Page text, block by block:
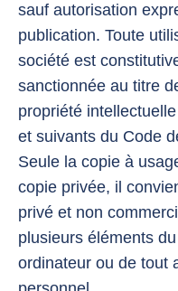
sauf autorisation
publication. Toute
société est
sanctionnée au titre
propriété
et suivants du Code
Seule la copie à
copie privée, il
privé et non
plusieurs éléments
ordinateur ou de tout